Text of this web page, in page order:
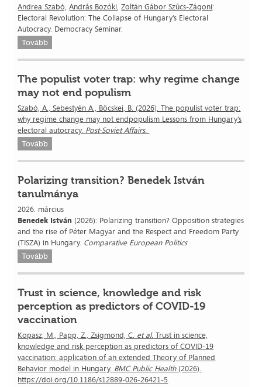
Andrea Szabó, András Bozóki,Zoltán Gábor Szűcs-Zágoni:
Electoral Revolution: The Collapse of Hungary’s Electoral
Autocracy. Democracy Seminar.
Tovább
The populist voter trap: why regime change
may not end populism
Szabó, A., Sebestyén A., Böcskei, B. (2026). The populist voter trap:
why regime change may not endpopulism Lessons from Hungary’s
electoral autocracy. Post-Soviet Affairs.
Tovább
Polarizing transition? Benedek István
tanulmánya
2026. március
Benedek István (2026): Polarizing transition? Opposition strategies
and the rise of Péter Magyar and the Respect and Freedom Party
(TISZA) in Hungary. Comparative European Politics
Tovább
Trust in science, knowledge and risk
perception as predictors of COVID-19
vaccination
Kopasz, M., Papp, Z., Zsigmond, C. et al. Trust in science,
knowledge and risk perception as predictors of COVID-19
vaccination: application of an extended Theory of Planned
Behavior model in Hungary. BMC Public Health(2026).
https://doi.org/10.1186/s12889-026-26421-5